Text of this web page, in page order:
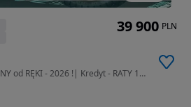
799 cm3 • 95 KM • DOSTĘPNY od RĘKI - 2026 !| Kredyt - RATY 10x 0% !!! | Leasing od 102%!
39 900 PLN